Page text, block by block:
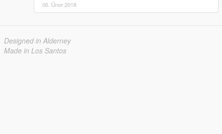
06. Únor 2018
Designed in Alderney
Made in Los Santos